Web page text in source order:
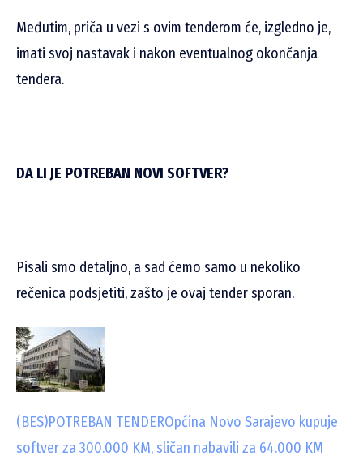
Međutim, priča u vezi s ovim tenderom će, izgledno je,
imati svoj nastavak i nakon eventualnog okončanja
tendera.
DA LI JE POTREBAN NOVI SOFTVER?
Pisali smo detaljno, a sad ćemo samo u nekoliko
rečenica podsjetiti, zašto je ovaj tender sporan.
(BES)POTREBAN TENDEROpćina Novo Sarajevo kupuje
softver za 300.000 KM, sličan nabavili za 64.000 KM